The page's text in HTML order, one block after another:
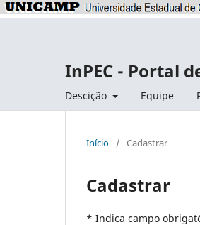
InPEC - Portal
Descição Equipe
Início / Cadastrar
Cadastrar
* Indica campo